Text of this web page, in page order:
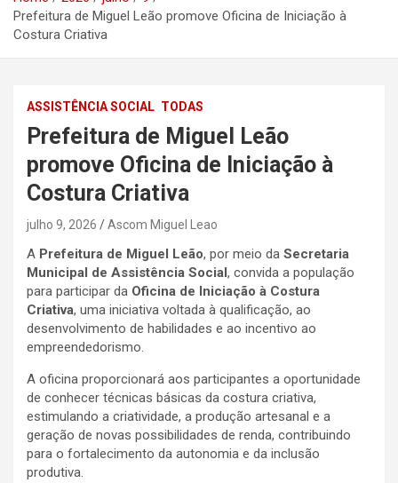
Prefeitura de Miguel Leão promove Oficina de Iniciação à
Costura Criativa
ASSISTÊNCIA SOCIAL TODAS
Prefeitura de Miguel Leão
promove Oficina de Iniciação à
Costura Criativa
julho 9, 2026 Ascom Miguel Leao
A Prefeitura de Miguel Leão, por meio da Secretaria
Municipal de Assistência Social, convida a população
para participar da Oficina de Iniciação à Costura
Criativa, uma iniciativa voltada à qualificação, ao
desenvolvimento de habilidades e ao incentivo ao
empreendedorismo.
A oficina proporcionará aos participantes a oportunidade
de conhecer técnicas básicas da costura criativa,
estimulando a criatividade, a produção artesanal e a
geração de novas possibilidades de renda, contribuindo
para o fortalecimento da autonomia e da inclusão
produtiva.